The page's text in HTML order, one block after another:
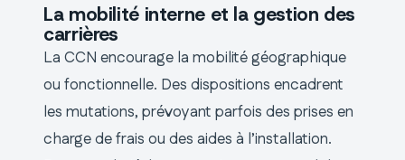
La mobilité interne et la gestion des
carrières
La CCN encourage la mobilité géographique
ou fonctionnelle. Des dispositions encadrent
les mutations, prévoyant parfois des prises en
charge de frais ou des aides à l’installation.